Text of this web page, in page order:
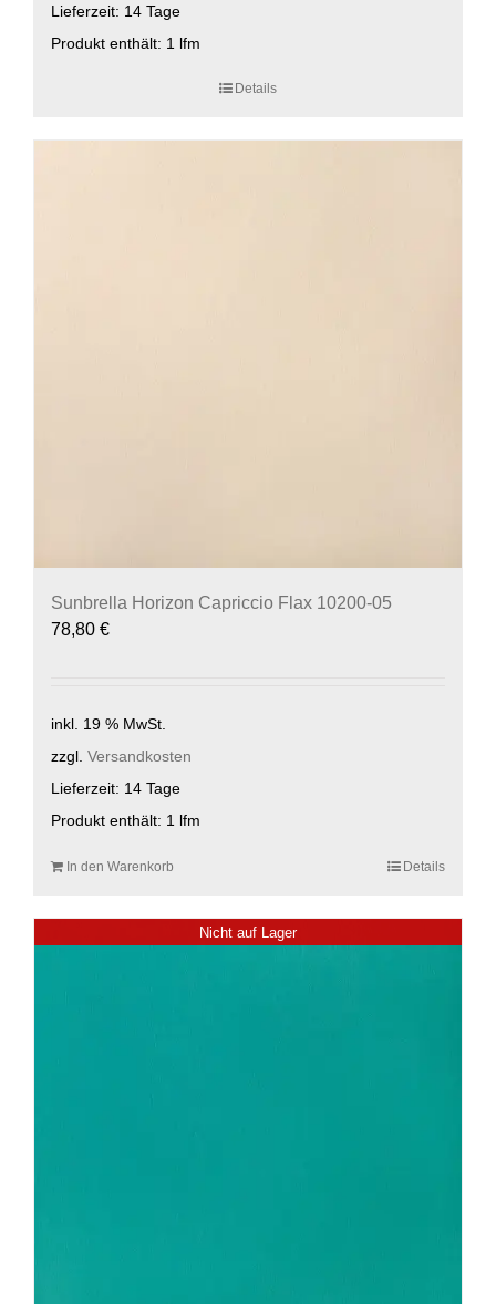
Lieferzeit: 14 Tage
Produkt enthält: 1 lfm
Details
Sunbrella Horizon Capriccio Flax 10200-05
78,80 €
inkl. 19 % MwSt.
zzgl. Versandkosten
Lieferzeit: 14 Tage
Produkt enthält: 1 lfm
In den Warenkorb Details
Nicht auf Lager